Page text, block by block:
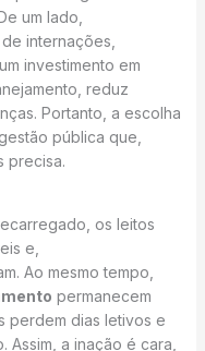
um lado,
internações,
investimento em
reduz
Portanto, a escolha
pública que,
precisa.
os leitos
e,
Ao mesmo tempo,
permanecem
perdem dias letivos e
a inação é cara,